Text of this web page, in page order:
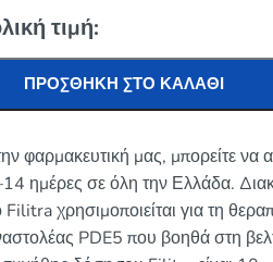
τιμή:
ΠΡΟΣΘΉΚΗ ΣΤΟ ΚΑΛΆΘΙ
φαρμακευτική μας, μπορείτε
ημέρες σε όλη την Ελλάδα.
Filitra χρησιμοποιείται για τη
PDE5 που βοηθά στη